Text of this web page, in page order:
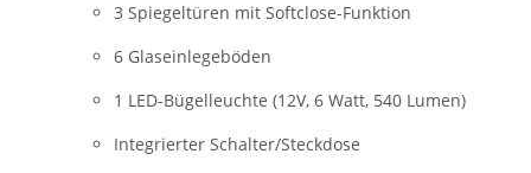
3 Spiegeltüren mit Softclose-Funktion
6 Glaseinlegeböden
1 LED-Bügelleuchte (12V, 6 Watt, 540 Lumen)
Integrierter Schalter/Steckdose